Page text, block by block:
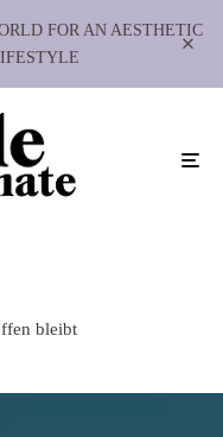
FOR AN AESTHETIC
bleibt